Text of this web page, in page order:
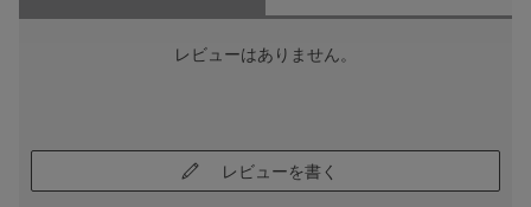
レビューはありません。
レビューを書く